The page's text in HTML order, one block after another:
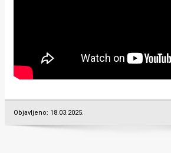
Objavljeno: 18.03.2025.